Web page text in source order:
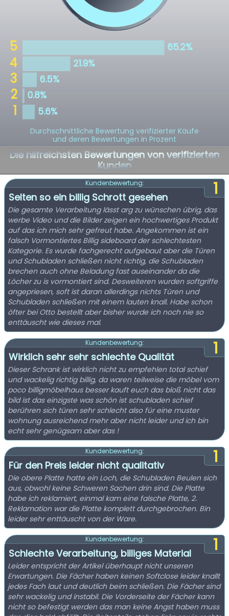
Durchschnittliche Bewertung verifizierter Käufe
und deren Bewertungen in Prozent
Die hilfreichsten Bewertungen von verifizierten
Kunden
1
Kundenbewertung:
Selten so ein billig Schrott gesehen
Die gesamte Verarbeitung lässt arg zu wünschen übrig, das
werbe Video und die Bilder zeigen ein hochwertiges Produkt
auf das ich mich sehr gefreut habe. Angekommen ist ein
falsch Vormontiertes Billig sideboard der schlechtesten
Kategorie. Es wurde fachgerecht aufgebaut aber die Türen
und Schubladen schließen nicht richtig, die Schubladen
brechen auch ohne Beladung fast auseinander da die
Löcher zu is vormontiert sind. Desweiteren wurden softgriffe
angepriesen, soft ist daran allerdings nichts Türen und
Schubladen schließen mit einem lauten knall. Habe schon
öfter bei Otto bestellt aber bisher wurde ich noch nie so
enttäuscht wie dieses mal.
1
Kundenbewertung:
Wirklich sehr sehr schlechte Qualität
Dieser Schrank ist wirklich nicht zu empfehlen total schief
und wackelig richtig billig, da waren teilweise die möbel vom
poco billigmöbelhaus besser kauft euch das bloß nicht das
bild ist das einzigste was schön ist schubladen schief
berühren sich türen sehr schlecht also für eine muster
wohnung ausreichend mehr aber nicht leider und ich bin
echt sehr genügsam aber das !
1
Kundenbewertung:
Für den Preis leider nicht qualitativ
Die obere Platte hatte ein Loch, die Schubladen Beulen sich
aus, obwohl keine Schweren Sachen drin sind. Die Platte
habe ich reklamiert, einmal kam eine falsche Platte, 2.
Reklamation war die Platte komplett durchgebrochen. Bin
leider sehr enttäuscht von der Ware.
1
Kundenbewertung:
Schlechte Verarbeitung, billiges Material
Leider entspricht der Artikel überhaupt nicht unseren
Erwartungen. Die Fächer haben keinen Softclose leider knallt
jedes Fach laut und deutlich beim schließen. Die Fächer sind
sehr wackelig und instabil. Die Vorderseite der Fächer kann
nicht so befestigt werden das man keine Angst haben muss